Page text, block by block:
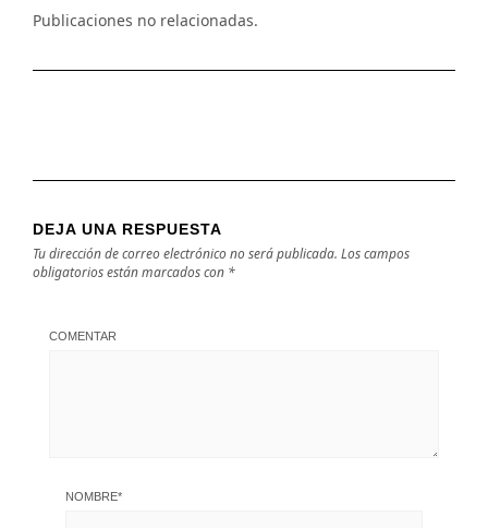
Publicaciones no relacionadas.
DEJA UNA RESPUESTA
Tu dirección de correo electrónico no será publicada. Los campos
obligatorios están marcados con *
COMENTAR
NOMBRE*